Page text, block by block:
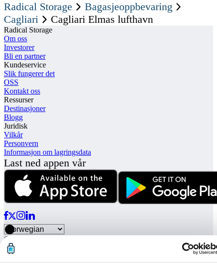
Radical Storage
Bagasjeoppbevaring
Cagliari
Cagliari Elmas lufthavn
Radical Storage
Om oss
Investorer
Bli en partner
Kundeservice
Slik fungerer det
OSS
Kontakt oss
Ressurser
Destinasjoner
Blogg
Juridisk
Vilkår
Personvern
Informasjon om lagringsdata
Last ned appen vår
© Radical Storage • Lean Team S.R.L. • P. IVA 14104111001
Radical finansieres også av "Vertis Venture 4 Scaleup Lazio", et
investeringsfond som forvaltes av Vertis SGR S.p.A. og støttes av